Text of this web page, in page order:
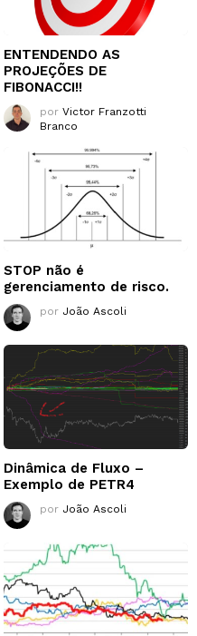
ENTENDENDO AS
PROJEÇÕES DE
FIBONACCI!!
por Victor Franzotti
Branco
STOP não é
gerenciamento de risco.
por João Ascoli
Dinâmica de Fluxo –
Exemplo de PETR4
por João Ascoli